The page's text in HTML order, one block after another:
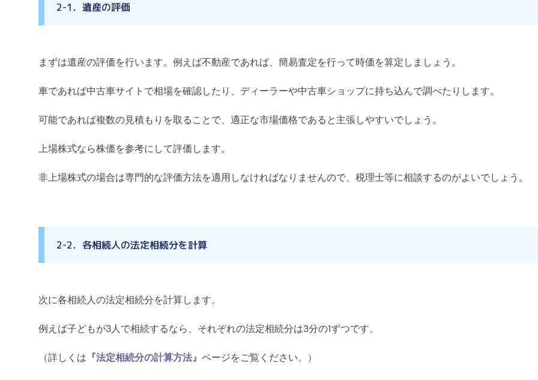
2-1．遺産の評価
まずは遺産の評価を行います。例えば不動産であれば、簡易査定を行って時価を算定しましょう。
車であれば中古車サイトで相場を確認したり、ディーラーや中古車ショップに持ち込んで調べたりします。
可能であれば複数の見積もりを取ることで、適正な市場価格であると主張しやすいでしょう。
上場株式なら株価を参考にして評価します。
非上場株式の場合は専門的な評価方法を適用しなければなりませんので、税理士等に相談するのがよいでしょう。
2-2．各相続人の法定相続分を計算
次に各相続人の法定相続分を計算します。
例えば子どもが3人で相続するなら、それぞれの法定相続分は3分の1ずつです。
（詳しくは 『法定相続分の計算方法』 ページをご覧ください。）